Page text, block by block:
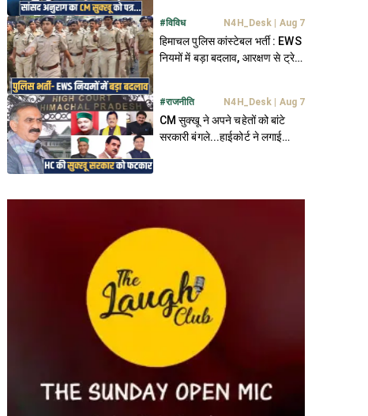
#विविध N4H_Desk Aug 7
हिमाचल पुलिस कांस्टेबल भर्ती : EWS
नियमों में बड़ा बदलाव, आरक्षण से ट्रेनी
#राजनीति N4H_Desk Aug 7
CM सुक्खू ने अपने चहेतों को बांटे
सरकारी बंगले...हाईकोर्ट ने लगाई